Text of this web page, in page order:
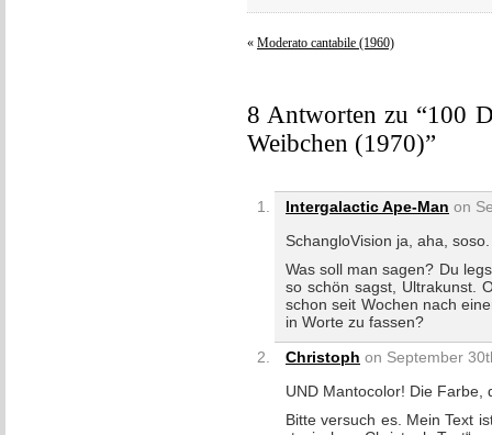
« Moderato cantabile (1960)
8 Antworten zu “100
Weibchen (1970)”
Intergalactic Ape-Man on
SchangloVision ja, aha,
Was soll man sagen? Du
so schön sagst, Ultrakunst.
schon seit Wochen nach
in Worte zu fassen?
Christoph on September
UND Mantocolor! Die Farbe,
Bitte versuch es. Mein Text